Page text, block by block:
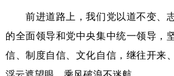
前进道路上，我们党以道不变、
的全面领导和党中央集中统一领导，
信、制度自信、文化自信，继往开来